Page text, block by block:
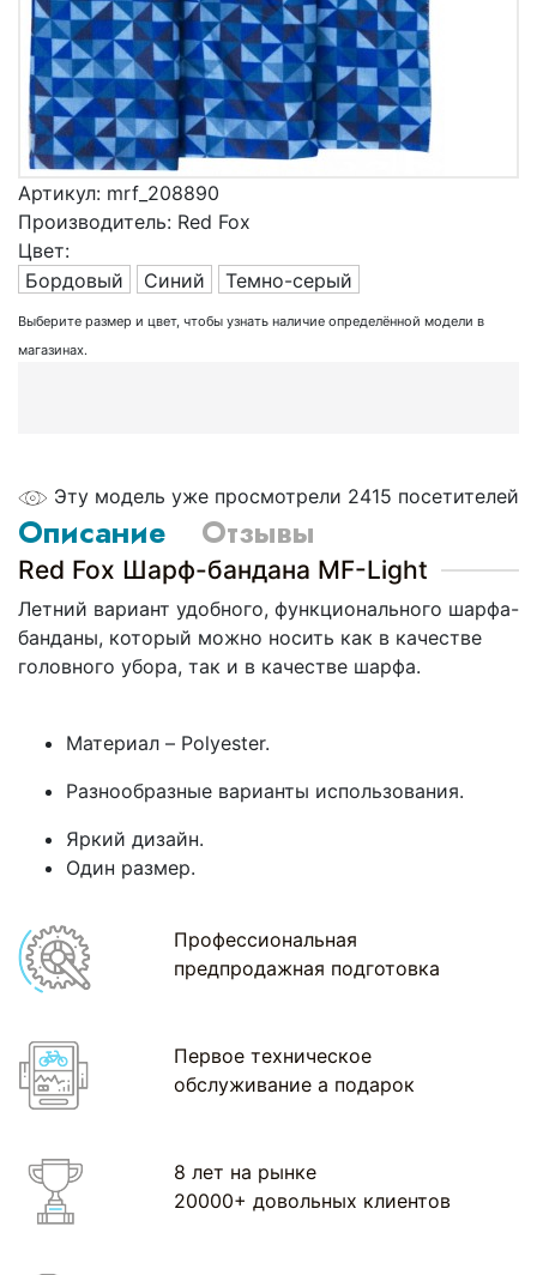
Артикул: mrf_208890
Производитель: Red Fox
Цвет:
Бордовый
Синий Темно-серый
Выберите размер и цвет, чтобы узнать наличие определённой модели в
магазинах.
Эту модель уже просмотрели 2415 посетителей
Описание Отзывы
Red Fox Шарф-бандана MF-Light
Летний вариант удобного, функционального шарфа-
банданы, который можно носить как в качестве
головного убора, так и в качестве шарфа.
Материал – Polyester.
Разнообразные варианты использования.
Яркий дизайн.
Один размер.
Профессиональная
предпродажная подготовка
Первое техническое
обслуживание а подарок
8 лет на рынке
20000+ довольных клиентов